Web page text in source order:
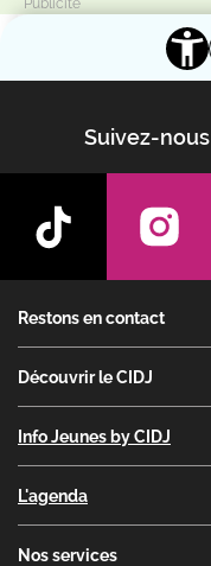
Suivez-
Restons en contact
Découvrir le CIDJ
Info Jeunes by CIDJ
L'agenda
Nos services